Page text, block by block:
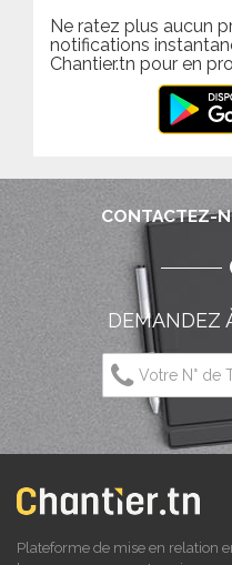
Ne ratez plus aucun
notifications
Chantier.tn pour en
CONTACTEZ-
DEMANDEZ
Plateforme de mise en relation